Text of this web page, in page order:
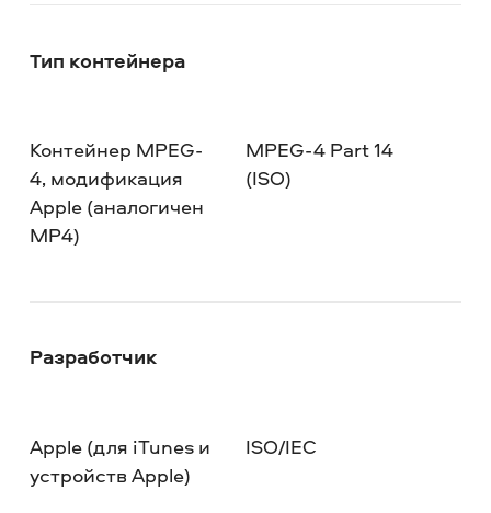
Тип контейнера
Контейнер MPEG-
4, модификация
Apple (аналогичен
MP4)
MPEG-4 Part 14
(ISO)
Разработчик
Apple (для iTunes и
устройств Apple)
ISO/IEC